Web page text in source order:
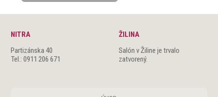
NITRA
Partizánska 40
Tel.: 0911 206 671
ŽILINA
Salón v Žiline je trvalo
zatvorený.